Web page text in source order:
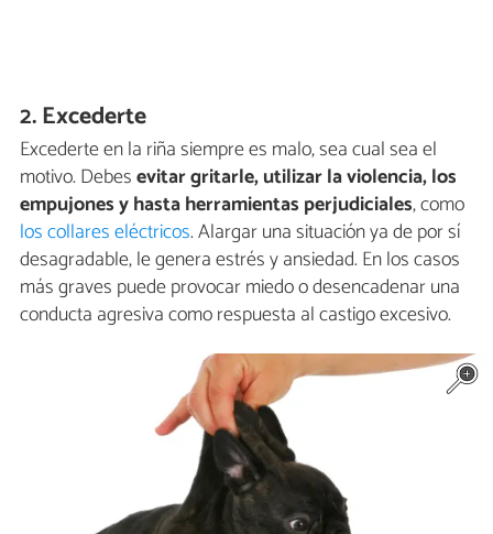
2. Excederte
Excederte en la riña siempre es malo, sea cual sea el
motivo. Debesevitar gritarle, utilizar la violencia, los
empujones y hasta herramientas perjudiciales, como
los collares eléctricos. Alargar una situación ya de por sí
desagradable, le genera estrés y ansiedad. En los casos
más graves puede provocar miedo o desencadenar una
conducta agresiva como respuesta al castigo excesivo.